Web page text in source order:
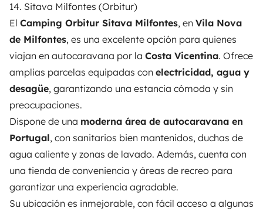
14. Sitava Milfontes (Orbitur)
El Camping Orbitur Sitava Milfontes, en Vila Nova
de Milfontes, es una excelente opción para quienes
viajan en autocaravana por la Costa Vicentina. Ofrece
amplias parcelas equipadas con electricidad, agua y
desagüe, garantizando una estancia cómoda y sin
preocupaciones.
Dispone de una moderna área de autocaravana en
Portugal, con sanitarios bien mantenidos, duchas de
agua caliente y zonas de lavado. Además, cuenta con
una tienda de conveniencia y áreas de recreo para
garantizar una experiencia agradable.
Su ubicación es inmejorable, con fácil acceso a algunas